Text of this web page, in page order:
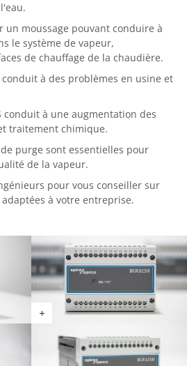
un moussage pouvant conduire à
le système de vapeur,
de chauffage de la chaudière.
conduit à des problèmes en usine et
conduit à une augmentation des
traitement chimique.
purge sont essentielles pour
de la vapeur.
pour vous conseiller sur
à votre entreprise.